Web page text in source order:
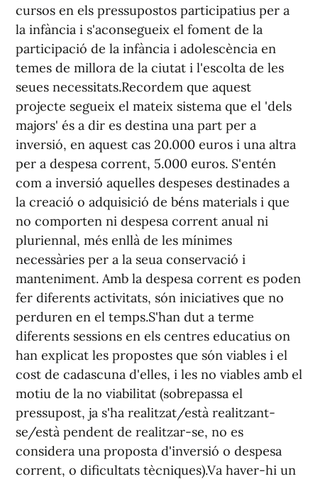
cursos en els pressupostos participatius per a
la infància i s'aconsegueix el foment de la
participació de la infància i adolescència en
temes de millora de la ciutat i l'escolta de les
seues necessitats.Recordem que aquest
projecte segueix el mateix sistema que el 'dels
majors' és a dir es destina una part per a
inversió, en aquest cas 20.000 euros i una altra
per a despesa corrent, 5.000 euros. S'entén
com a inversió aquelles despeses destinades a
la creació o adquisició de béns materials i que
no comporten ni despesa corrent anual ni
pluriennal, més enllà de les mínimes
necessàries per a la seua conservació i
manteniment. Amb la despesa corrent es poden
fer diferents activitats, són iniciatives que no
perduren en el temps.S'han dut a terme
diferents sessions en els centres educatius on
han explicat les propostes que són viables i el
cost de cadascuna d'elles, i les no viables amb el
motiu de la no viabilitat (sobrepassa el
pressupost, ja s'ha realitzat/està realitzant-
se/està pendent de realitzar-se, no es
considera una proposta d'inversió o despesa
corrent, o dificultats tècniques).Va haver-hi un